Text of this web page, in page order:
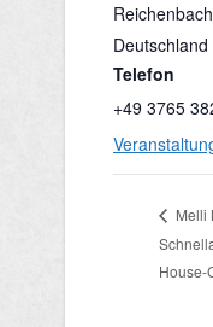
Reichenbach
Deutschland
Telefon
+49 3765
Melli
House-